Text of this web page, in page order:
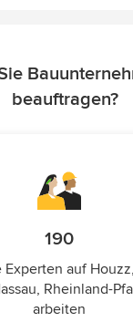
beauftragen?
190
Experten auf
Rheinland-
arbeiten